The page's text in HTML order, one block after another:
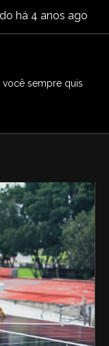
há 4 anos ago
você sempre quis